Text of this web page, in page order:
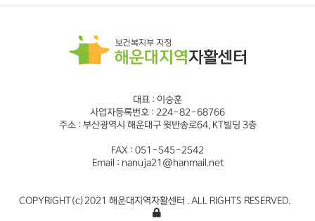
대표 : 이승훈
사업자등록번호 : 224-82-68766
주소 : 부산광역시 해운대구 윗반송로64, KT빌딩 3층
FAX : 051-545-2542
Email : nanuja21@hanmail.net
COPYRIGHT(c)2021 해운대지역자활센터 . ALL RIGHTS RESERVED.